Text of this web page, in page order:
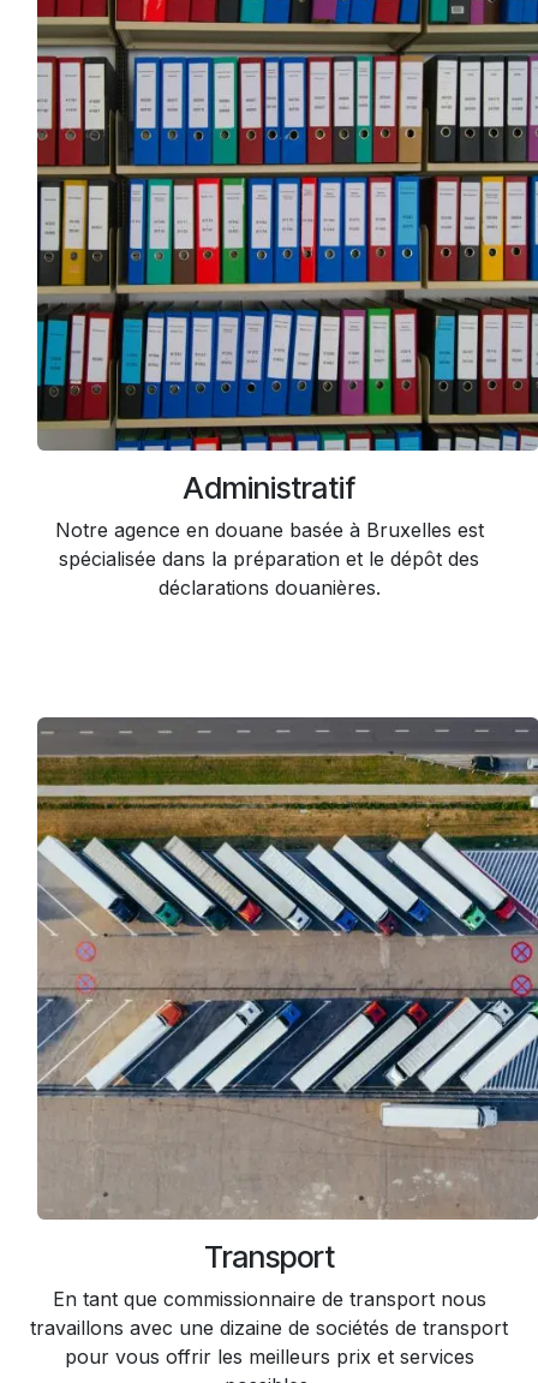
Administratif
Notre agence en douane basée à Bruxelles est
spécialisée dans la préparation et le dépôt des
déclarations douanières.
Transport
En tant que commissionnaire de transport nous
travaillons avec une dizaine de sociétés de transport
pour vous offrir les meilleurs prix et services